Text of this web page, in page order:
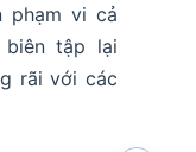
phạm vi cả
tập lại
rãi với các